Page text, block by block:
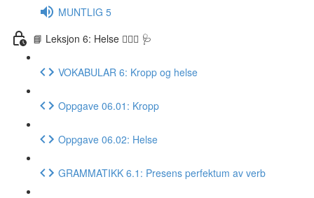
MUNTLIG 5
📘 Leksjon 6: Helse 🏃🏻‍♀️ 🩺
VOKABULAR 6: Kropp og helse
Oppgave 06.01: Kropp
Oppgave 06.02: Helse
GRAMMATIKK 6.1: Presens perfektum av verb